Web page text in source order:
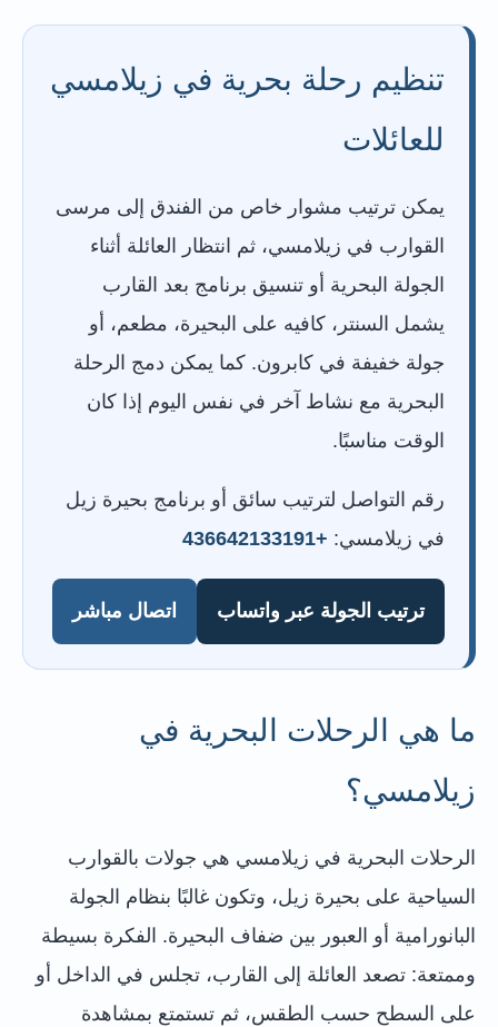
تنظيم رحلة بحرية في زيلامسي
للعائلات
يمكن ترتيب مشوار خاص من الفندق إلى مرسى
القوارب في زيلامسي، ثم انتظار العائلة أثناء
الجولة البحرية أو تنسيق برنامج بعد القارب
يشمل السنتر، كافيه على البحيرة، مطعم، أو
جولة خفيفة في كابرون. كما يمكن دمج الرحلة
البحرية مع نشاط آخر في نفس اليوم إذا كان
الوقت مناسبًا.
رقم التواصل لترتيب سائق أو برنامج بحيرة زيل
في زيلامسي: +436642133191
ترتيب الجولة عبر واتساب اتصال مباشر
ما هي الرحلات البحرية في
زيلامسي؟
الرحلات البحرية في زيلامسي هي جولات بالقوارب
السياحية على بحيرة زيل، وتكون غالبًا بنظام الجولة
البانورامية أو العبور بين ضفاف البحيرة. الفكرة بسيطة
وممتعة: تصعد العائلة إلى القارب، تجلس في الداخل أو
على السطح حسب الطقس، ثم تستمتع بمشاهدة